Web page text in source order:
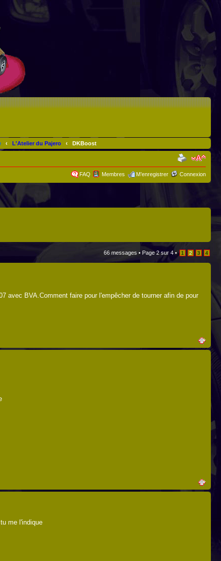
‹ L'Atelier du Pajero ‹ DKBoost
FAQ Membres M’enregistrer Connexion
66 messages • Page2sur 4 • 1 2 3 4
avec BVA.Comment faire pour l'empêcher de tourner afin de pour
me l'indique